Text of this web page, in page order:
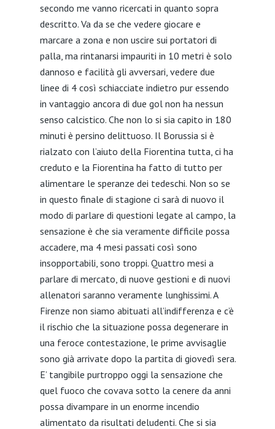
secondo me vanno ricercati in quanto sopra
descritto. Va da se che vedere giocare e
marcare a zona e non uscire sui portatori di
palla, ma rintanarsi impauriti in 10 metri è solo
dannoso e facilità gli avversari, vedere due
linee di 4 così schiacciate indietro pur essendo
in vantaggio ancora di due gol non ha nessun
senso calcistico. Che non lo si sia capito in 180
minuti è persino delittuoso. Il Borussia si è
rialzato con l’aiuto della Fiorentina tutta, ci ha
creduto e la Fiorentina ha fatto di tutto per
alimentare le speranze dei tedeschi. Non so se
in questo finale di stagione ci sarà di nuovo il
modo di parlare di questioni legate al campo, la
sensazione è che sia veramente difficile possa
accadere, ma 4 mesi passati così sono
insopportabili, sono troppi. Quattro mesi a
parlare di mercato, di nuove gestioni e di nuovi
allenatori saranno veramente lunghissimi. A
Firenze non siamo abituati all’indifferenza e c’è
il rischio che la situazione possa degenerare in
una feroce contestazione, le prime avvisaglie
sono già arrivate dopo la partita di giovedì sera.
E’ tangibile purtroppo oggi la sensazione che
quel fuoco che covava sotto la cenere da anni
possa divampare in un enorme incendio
alimentato da risultati deludenti. Che si sia